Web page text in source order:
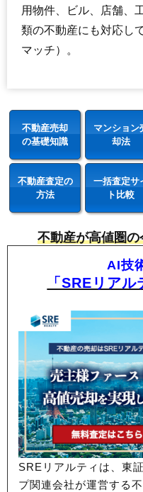
用物件、ビル、店舗、
類の不動産にも対応し
マッチ）。
不動産売却
の基礎知識
マンション
却法
不動産査定の
方法
一括査定サ
ト比較
不動産が高値圏
AI技
「SREリア
SREリアルティは、東
プ関連会社が運営する